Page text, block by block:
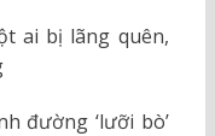
ai bị lãng quên,
đường ‘lưỡi bò’